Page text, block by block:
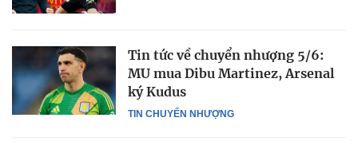
TIN CHUYỂN NHƯỢNG
Tin tức về chuyển nhượng 5/6:
MU mua Dibu Martinez, Arsenal
ký Kudus